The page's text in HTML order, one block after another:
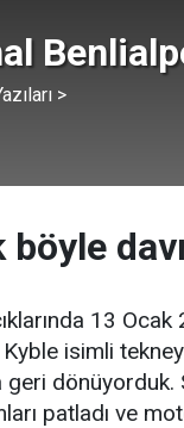
>
böyle
13
isimli
geri
patladı ve